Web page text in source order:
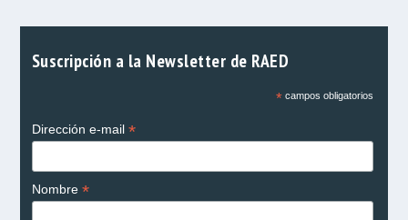
Suscripción a la Newsletter de RAED
*campos obligatorios
Dirección e-mail *
Nombre *